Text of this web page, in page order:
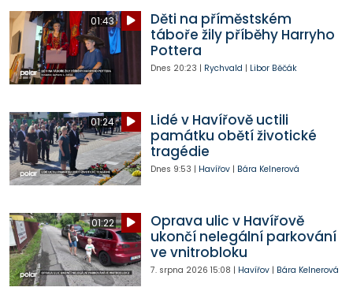
01:43
Děti na příměstském
táboře žily příběhy Harryho
Pottera
Dnes 20:23 | Rychvald | Libor Běčák
01:24
Lidé v Havířově uctili
památku obětí životické
tragédie
Dnes 9:53 | Havířov| Bára Kelnerová
01:22
Oprava ulic v Havířově
ukončí nelegální parkování
ve vnitrobloku
7. srpna 2026 15:08 | Havířov| Bára Kelnerová